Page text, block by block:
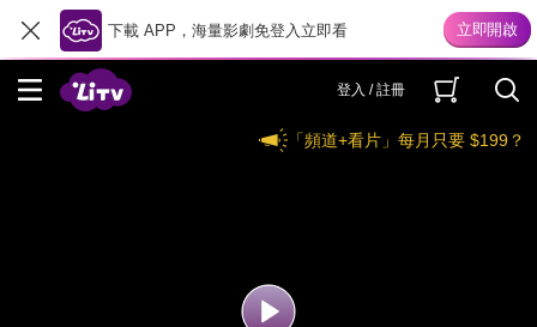
下載 APP，海量影劇免登入立即看
登入 / 註冊
「頻道+看片」每月只要 $199？